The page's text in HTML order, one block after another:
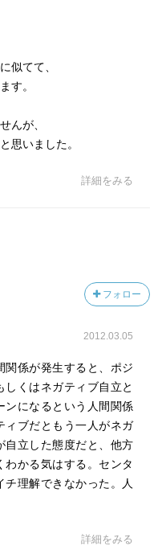
似てて、
す。
んが、
思いました。
詳細をみる
フォロー
2012.03.05
関係が発生すると、ポジ
くはネガティブ自立と
ンになるという人間関係
ィブだともう一人がネガ
自立した態度だと、他方
かる気はする。センタ
理解できなかった。人
詳細をみる